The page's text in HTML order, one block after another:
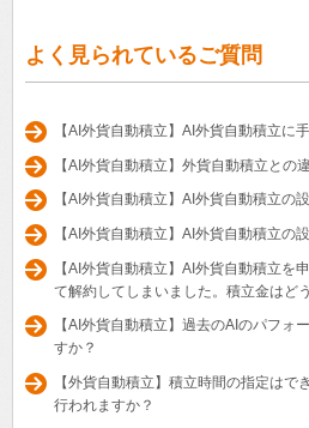
よく見られているご質問
【AI外貨自動積立】AI外貨自動積立に
【AI外貨自動積立】外貨自動積立との
【AI外貨自動積立】AI外貨自動積立の
【AI外貨自動積立】AI外貨自動積立の
【AI外貨自動積立】AI外貨自動積立を
て解約してしまいました。積立金はど
【AI外貨自動積立】過去のAIのパフォ
すか？
【外貨自動積立】積立時間の指定はで
行われますか？